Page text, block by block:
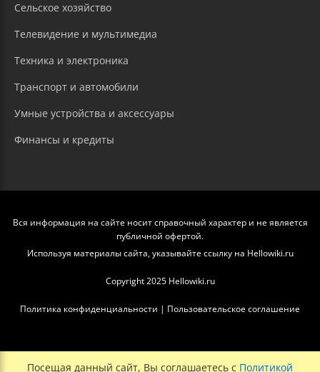
Сельское хозяйство
Телевидение и мультимедиа
Техника и электроника
Транспорт и автомобили
Умные устройства и аксессуары
Финансы и кредиты
Вся информация на сайте носит справочный характер и не является
публичной офертой.
Используя материалы сайта, указывайте ссылку на Hellowiki.ru
Copyright 2025 Hellowiki.ru
Политика конфиденциальности | Пользовательское соглашение
Посещая данный сайт, Вы соглашаетесь с Политикой